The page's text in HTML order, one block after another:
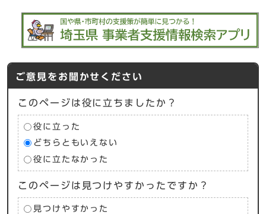
ご意見をお聞かせください
このページは役に立ちましたか？
役に立った
どちらともいえない
役に立たなかった
このページは見つけやすかったですか？
見つけやすかった